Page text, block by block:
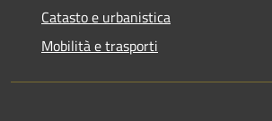
Catasto e urbanistica
Mobilità e trasporti